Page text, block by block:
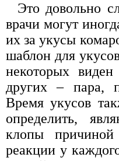
Это довольно
врачи могут
их за укусы
шаблон для
некоторых
других – пара,
Время укусов
определить,
клопы
реакции у